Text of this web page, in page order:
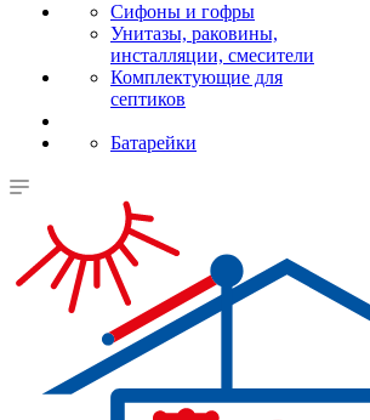
Сифоны и гофры
Унитазы, раковины,
инсталляции, смесители
Комплектующие для
септиков
Батарейки